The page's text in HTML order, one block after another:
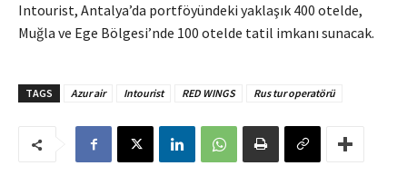
Intourist, Antalya’da portföyündeki yaklaşık 400 otelde,
Muğla ve Ege Bölgesi’nde 100 otelde tatil imkanı sunacak.
TAGS Azur air Intourist RED WINGS Rus tur operatörü